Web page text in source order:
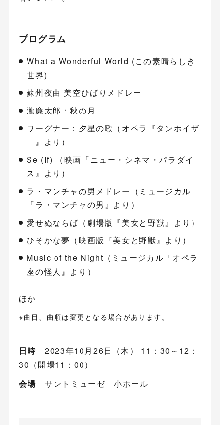
プログラム
What a Wonderful World (この素晴らしき
世界)
蘇州夜曲 美空ひばりメドレー
瀧廉太郎：秋の月
ワーグナー：夕星の歌（オペラ『タンホイザ
ー』より）
Se (If) （映画『ニュー・シネマ・パラダイ
ス』より）
ラ・マンチャの男メドレー（ミュージカル
『ラ・マンチャの男』より）
愛せぬならば（劇場版『美女と野獣』より）
ひそかな夢（映画版『美女と野獣』より）
Music of the Night（ミュージカル『オペラ
座の怪人』より）
ほか
※曲目、曲順は変更となる場合があります。
日時 2023年10月26日（木） 11：30～12：
30（開場11：00）
会場 サントミューゼ 小ホール